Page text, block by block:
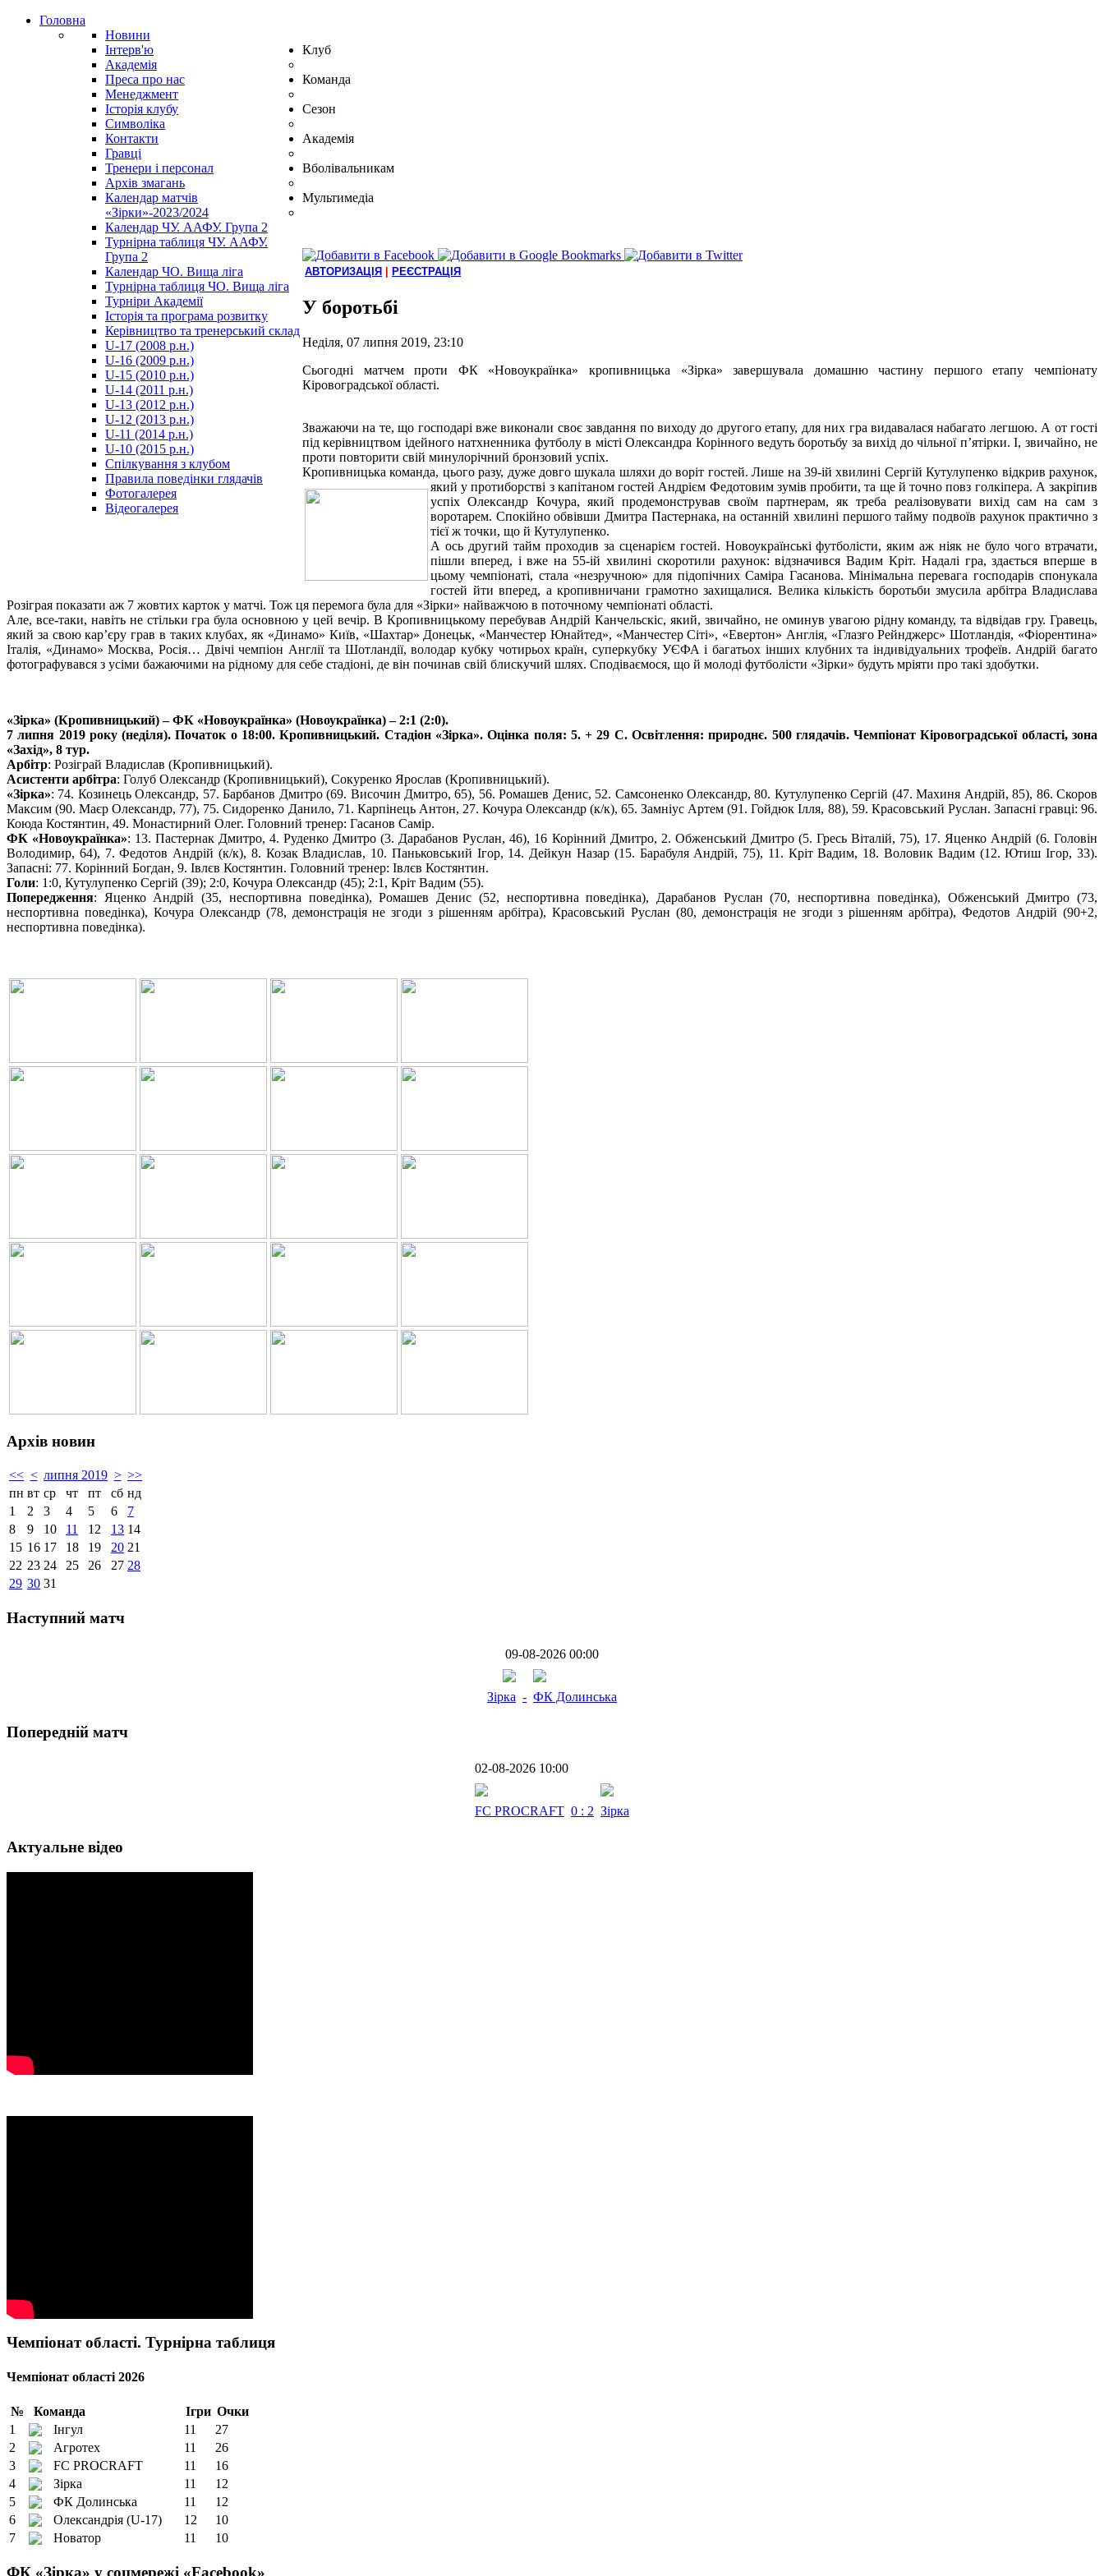
Головна
Новини
Інтерв'ю
Академія
Преса про нас
Клуб
Менеджмент
Історія клубу
Символіка
Контакти
Команда
Гравці
Тренери і персонал
Архів змагань
Сезон
Календар матчів
«Зірки»-2023/2024
Календар ЧУ. ААФУ. Група 2
Турнірна таблиця ЧУ. ААФУ.
Група 2
Календар ЧО. Вища ліга
Турнірна таблиця ЧО. Вища ліга
Академія
Турніри Академії
Історія та програма розвитку
Керівництво та тренерський склад
U-17 (2008 р.н.)
U-16 (2009 р.н.)
U-15 (2010 р.н.)
U-14 (2011 р.н.)
U-13 (2012 р.н.)
U-12 (2013 р.н.)
U-11 (2014 р.н.)
U-10 (2015 р.н.)
Вболівальникам
Спілкування з клубом
Правила поведінки глядачів
Мультимедіа
Фотогалерея
Відеогалерея
АВТОРИЗАЦІЯ РЕЄСТРАЦІЯ
У боротьбі
Неділя, 07 липня 2019, 23:10
Сьогодні матчем проти ФК «Новоукраїнка» кропивницька «Зірка» завершувала домашню частину першого етапу чемпіонату
Кіровоградської області.
Зважаючи на те, що господарі вже виконали своє завдання по виходу до другого етапу, для них гра видавалася набагато легшою. А от гості
під керівництвом ідейного натхненника футболу в місті Олександра Корінного ведуть боротьбу за вихід до чільної п’ятірки. І, звичайно, не
проти повторити свій минулорічний бронзовий успіх.
Кропивницька команда, цього разу, дуже довго шукала шляхи до воріт гостей. Лише на 39-ій хвилині Сергій Кутулупенко відкрив рахунок,
який у протиборстві з капітаном гостей Андрієм Федотовим зумів пробити, та ще й точно повз голкіпера. А закріпив
успіх Олександр Кочура, який продемонстрував своїм партнерам, як треба реалізовувати вихід сам на сам з
воротарем. Спокійно обвівши Дмитра Пастернака, на останній хвилині першого тайму подвоїв рахунок практично з
тієї ж точки, що й Кутулупенко.
А ось другий тайм проходив за сценарієм гостей. Новоукраїнські футболісти, яким аж ніяк не було чого втрачати,
пішли вперед, і вже на 55-ій хвилині скоротили рахунок: відзначився Вадим Кріт. Надалі гра, здається вперше в
цьому чемпіонаті, стала «незручною» для підопічних Саміра Гасанова. Мінімальна перевага господарів спонукала
гостей йти вперед, а кропивничани грамотно захищалися. Велика кількість боротьби змусила арбітра Владислава
Розіграя показати аж 7 жовтих карток у матчі. Тож ця перемога була для «Зірки» найважчою в поточному чемпіонаті області.
Але, все-таки, навіть не стільки гра була основною у цей вечір. В Кропивницькому перебував Андрій Канчельскіс, який, звичайно, не оминув увагою рідну команду, та відвідав гру. Гравець,
який за свою кар’єру грав в таких клубах, як «Динамо» Київ, «Шахтар» Донецьк, «Манчестер Юнайтед», «Манчестер Сіті», «Евертон» Англія, «Глазго Рейнджерс» Шотландія, «Фіорентина»
Італія, «Динамо» Москва, Росія… Двічі чемпіон Англії та Шотландії, володар кубку чотирьох країн, суперкубку УЄФА і багатьох інших клубних та індивідуальних трофеїв. Андрій багато
фотографувався з усіми бажаючими на рідному для себе стадіоні, де він починав свій блискучий шлях. Сподіваємося, що й молоді футболісти «Зірки» будуть мріяти про такі здобутки.
«Зірка» (Кропивницький) – ФК «Новоукраїнка» (Новоукраїнка) – 2:1 (2:0).
7 липня 2019 року (неділя). Початок о 18:00. Кропивницький. Стадіон «Зірка». Оцінка поля: 5. + 29 С. Освітлення: природнє. 500 глядачів. Чемпіонат Кіровоградської області, зона
«Захід», 8 тур.
Арбітр: Розіграй Владислав (Кропивницький).
Асистенти арбітра: Голуб Олександр (Кропивницький), Сокуренко Ярослав (Кропивницький).
«Зірка»: 74. Козинець Олександр, 57. Барбанов Дмитро (69. Височин Дмитро, 65), 56. Ромашев Денис, 52. Самсоненко Олександр, 80. Кутулупенко Сергій (47. Махиня Андрій, 85), 86. Скоров
Максим (90. Маєр Олександр, 77), 75. Сидоренко Данило, 71. Карпінець Антон, 27. Кочура Олександр (к/к), 65. Замніус Артем (91. Гойдюк Ілля, 88), 59. Красовський Руслан. Запасні гравці: 96.
Коюда Костянтин, 49. Монастирний Олег. Головний тренер: Гасанов Самір.
ФК «Новоукраїнка»: 13. Пастернак Дмитро, 4. Руденко Дмитро (3. Дарабанов Руслан, 46), 16 Корінний Дмитро, 2. Обженський Дмитро (5. Гресь Віталій, 75), 17. Яценко Андрій (6. Головін
Володимир, 64), 7. Федотов Андрій (к/к), 8. Козак Владислав, 10. Паньковський Ігор, 14. Дейкун Назар (15. Барабуля Андрій, 75), 11. Кріт Вадим, 18. Воловик Вадим (12. Ютиш Ігор, 33).
Запасні: 77. Корінний Богдан, 9. Івлєв Костянтин. Головний тренер: Івлєв Костянтин.
Голи: 1:0, Кутулупенко Сергій (39); 2:0, Кочура Олександр (45); 2:1, Кріт Вадим (55).
Попередження: Яценко Андрій (35, неспортивна поведінка), Ромашев Денис (52, неспортивна поведінка), Дарабанов Руслан (70, неспортивна поведінка), Обженський Дмитро (73,
неспортивна поведінка), Кочура Олександр (78, демонстрація не згоди з рішенням арбітра), Красовський Руслан (80, демонстрація не згоди з рішенням арбітра), Федотов Андрій (90+2,
неспортивна поведінка).
Архів новин
<< < липня 2019 > >>
пн вт ср чт пт сб нд
1
2 3 4 5 6
7
8
9 10 11 12 13 14
15 16 17 18 19 20 21
22 23 24 25 26 27 28
29 30 31
Наступний матч
09-08-2026 00:00
Зірка - ФК Долинська
Попередній матч
02-08-2026 10:00
FC PROCRAFT 0 : 2 Зірка
Актуальне відео
Чемпіонат області. Турнірна таблиця
Чемпіонат області 2026
№ Команда Ігри Очки
1
Інгул 11
27
2
Агротех 11
26
3
FC PROCRAFT 11
16
4
Зірка 11
12
5
ФК Долинська 11
12
6
Олександрія (U-17) 12
10
7
Новатор 11 10
ФК «Зірка» у соцмережі «Facebook»